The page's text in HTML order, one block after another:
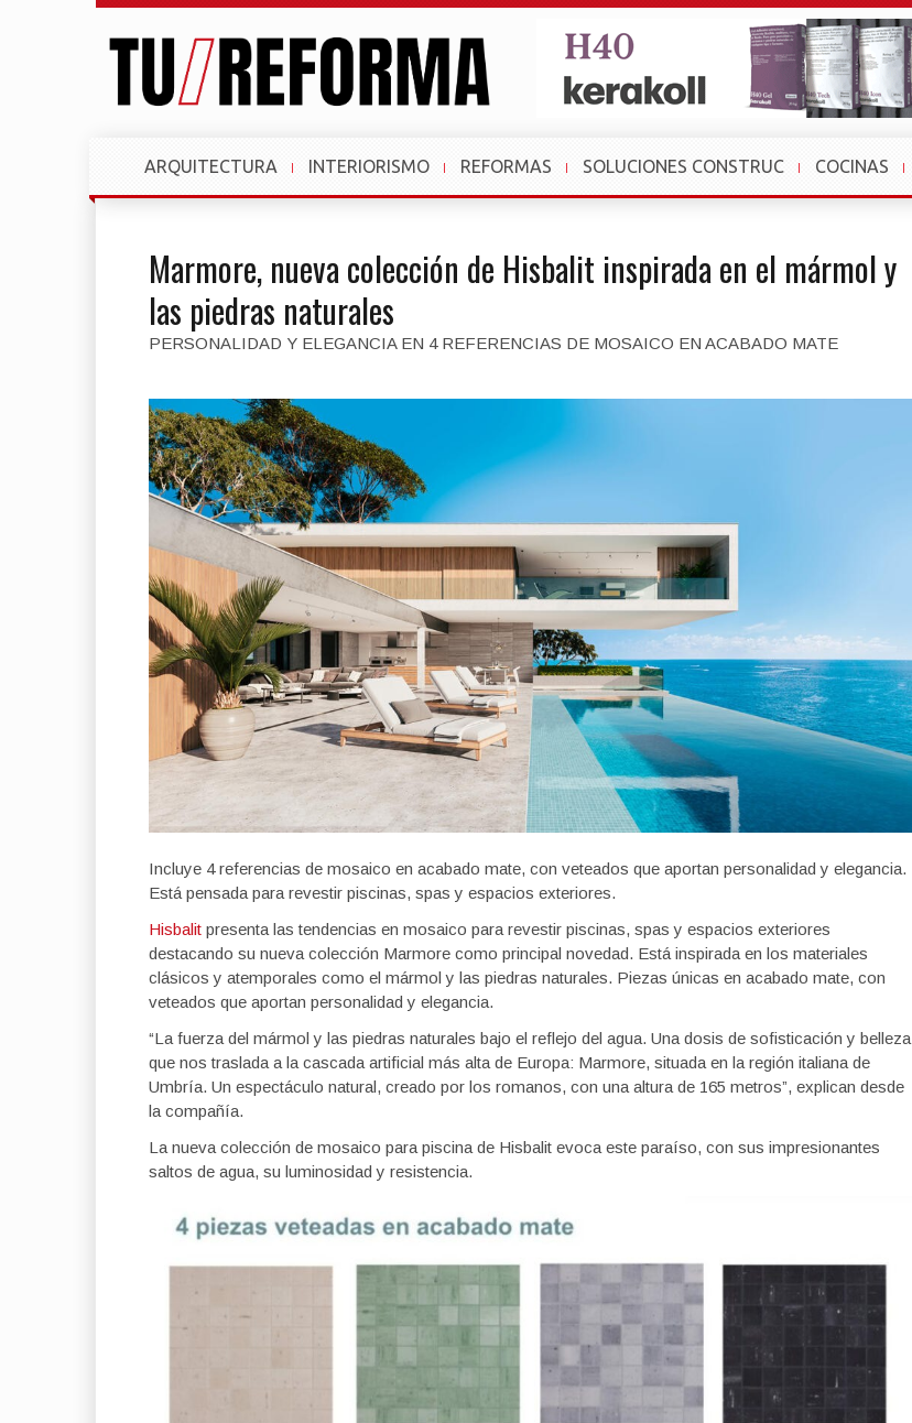
ARQUITECTURA INTERIORISMO REFORMAS SOLUCIONES CONSTRUC COCINAS
Marmore, nueva colección de Hisbalit inspirada en el mármol y
las piedras naturales
PERSONALIDAD Y ELEGANCIA EN 4 REFERENCIAS DE MOSAICO EN ACABADO MATE
Incluye 4 referencias de mosaico en acabado mate, con veteados que aportan personalidad y elegancia.
Está pensada para revestir piscinas, spas y espacios exteriores.
Hisbalit presenta las tendencias en mosaico para revestir piscinas, spas y espacios exteriores
destacando su nueva colección Marmore como principal novedad. Está inspirada en los materiales
clásicos y atemporales como el mármol y las piedras naturales. Piezas únicas en acabado mate, con
veteados que aportan personalidad y elegancia.
“La fuerza del mármol y las piedras naturales bajo el reflejo del agua. Una dosis de sofisticación y belleza
que nos traslada a la cascada artificial más alta de Europa: Marmore, situada en la región italiana de
Umbría. Un espectáculo natural, creado por los romanos, con una altura de 165 metros”, explican desde
la compañía.
La nueva colección de mosaico para piscina de Hisbalit evoca este paraíso, con sus impresionantes
saltos de agua, su luminosidad y resistencia.